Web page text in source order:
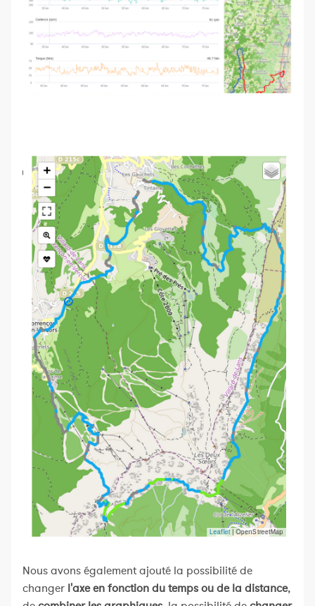
Nous avons également ajouté la possibilité de
changer l'axe en fonction du temps ou de la distance,